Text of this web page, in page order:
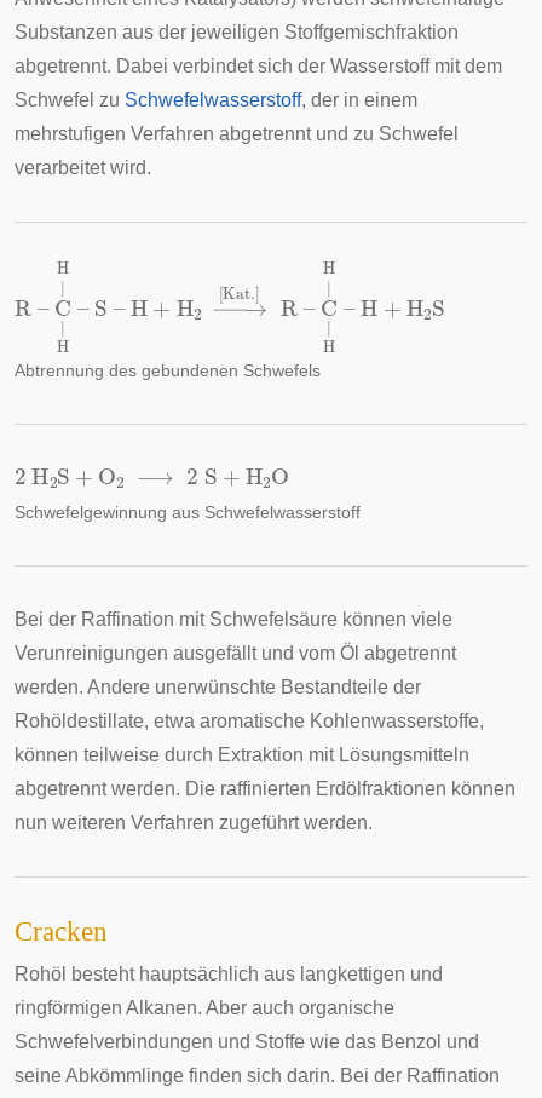
Substanzen aus der jeweiligen Stoffgemischfraktion
abgetrennt. Dabei verbindet sich der Wasserstoff mit dem
Schwefel zu Schwefelwasserstoff, der in einem
mehrstufigen Verfahren abgetrennt und zu Schwefel
verarbeitet wird.
R C H|H – S – H H2 → [Kat ] R –
C H|H – +H S
Abtrennung des gebundenen Schwefels
2 H 2S + O2 S + H 2O
Schwefelgewinnung aus Schwefelwasserstoff
Bei der Raffination mit Schwefelsäure können viele
Verunreinigungen ausgefällt und vom Öl abgetrennt
werden. Andere unerwünschte Bestandteile der
Rohöldestillate, etwa aromatische Kohlenwasserstoffe,
können teilweise durch Extraktion mit Lösungsmitteln
abgetrennt werden. Die raffinierten Erdölfraktionen können
nun weiteren Verfahren zugeführt werden.
Cracken
Rohöl besteht hauptsächlich aus langkettigen und
ringförmigen Alkanen. Aber auch organische
Schwefelverbindungen und Stoffe wie das Benzol und
seine Abkömmlinge finden sich darin. Bei der Raffination